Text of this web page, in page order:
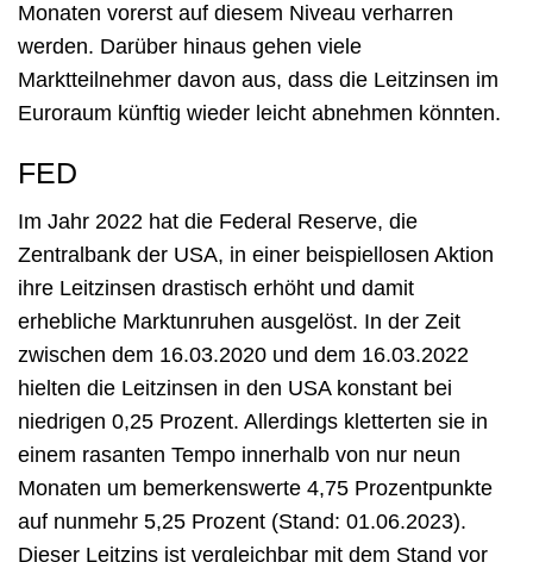
Monaten vorerst auf diesem Niveau verharren
werden. Darüber hinaus gehen viele
Marktteilnehmer davon aus, dass die Leitzinsen im
Euroraum künftig wieder leicht abnehmen könnten.
FED
Im Jahr 2022 hat die Federal Reserve, die
Zentralbank der USA, in einer beispiellosen Aktion
ihre Leitzinsen drastisch erhöht und damit
erhebliche Marktunruhen ausgelöst. In der Zeit
zwischen dem 16.03.2020 und dem 16.03.2022
hielten die Leitzinsen in den USA konstant bei
niedrigen 0,25 Prozent. Allerdings kletterten sie in
einem rasanten Tempo innerhalb von nur neun
Monaten um bemerkenswerte 4,75 Prozentpunkte
auf nunmehr 5,25 Prozent (Stand: 01.06.2023).
Dieser Leitzins ist vergleichbar mit dem Stand vor